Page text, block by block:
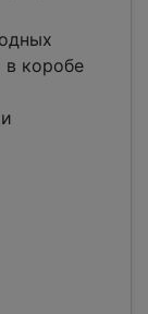
коробе